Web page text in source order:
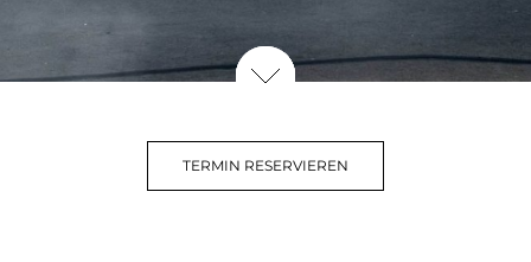
TERMIN RESERVIEREN